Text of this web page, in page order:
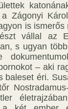
Zágonyi
is ismerős
vállal az
s ugyan
– aki
baleset éri.